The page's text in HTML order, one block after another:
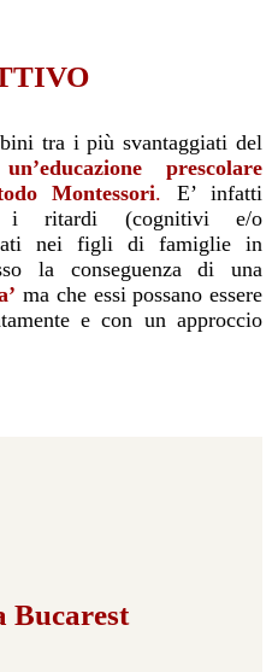
tra i più svantaggiati del
prescolare
Montessori. E’ infatti
i ritardi (cognitivi e/o
nei figli di famiglie in
la conseguenza di una
ma che essi possano essere
e con un approccio
Bucarest